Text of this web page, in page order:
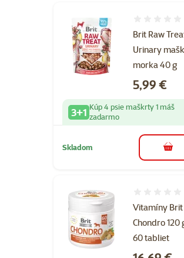
Brit Raw
Urinary
morka 40 g
Cena
5,99 €
3+1 Kúp 4 psie maškrty 1 máš
zadarmo
Skladom do
Vitamíny Brit
Chondro 120
60 tabliet